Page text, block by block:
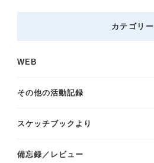
カテゴリー
WEB
その他の活動記録
スケッチブックより
備忘録／レビュー